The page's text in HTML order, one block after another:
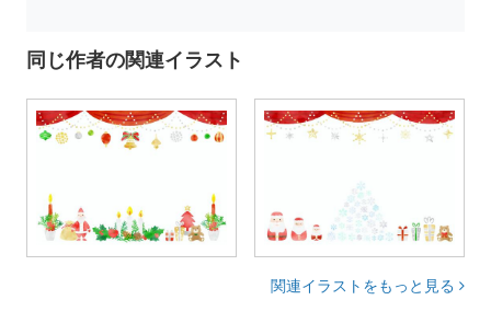
同じ作者の関連イラスト
関連イラストをもっと見る